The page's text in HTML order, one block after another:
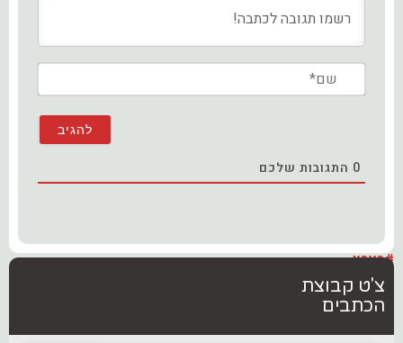
0 התגובות שלכם
#בארץ
צ'ט קבוצת
הכתבים